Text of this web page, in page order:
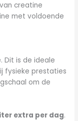
creatine
met voldoende
Dit is de ideale
fysieke prestaties
om de
extra per dag.